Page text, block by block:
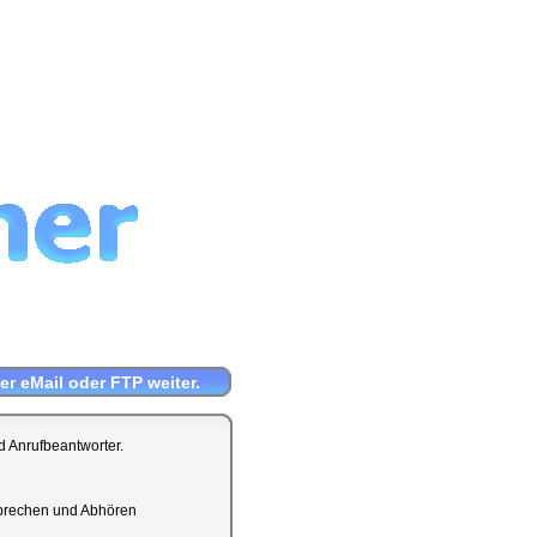
eMail oder FTP weiter.
Anrufbeantworter.
und Abhören